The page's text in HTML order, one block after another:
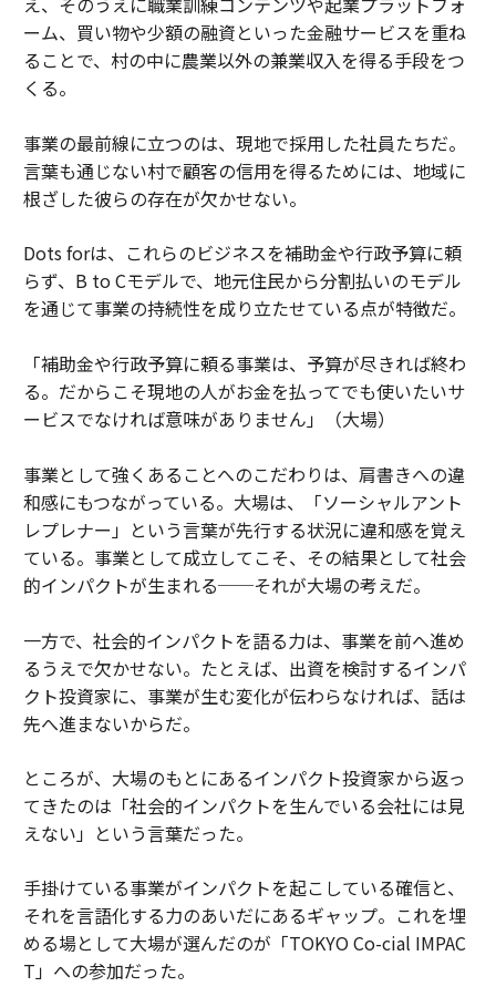
ーム、買い物や少額の融資といった金融サービスを重ね
ることで、村の中に農業以外の兼業収入を得る手段をつ
くる。
事業の最前線に立つのは、現地で採用した社員たちだ。
言葉も通じない村で顧客の信用を得るためには、地域に
根ざした彼らの存在が欠かせない。
Dots forは、これらのビジネスを補助金や行政予算に頼
らず、B to Cモデルで、地元住民から分割払いのモデル
を通じて事業の持続性を成り立たせている点が特徴だ。
「補助金や行政予算に頼る事業は、予算が尽きれば終わ
る。だからこそ現地の人がお金を払ってでも使いたいサ
ービスでなければ意味がありません」（大場）
事業として強くあることへのこだわりは、肩書きへの違
和感にもつながっている。大場は、「ソーシャルアント
レプレナー」という言葉が先行する状況に違和感を覚え
ている。事業として成立してこそ、その結果として社会
的インパクトが生まれる──それが大場の考えだ。
一方で、社会的インパクトを語る力は、事業を前へ進め
るうえで欠かせない。たとえば、出資を検討するインパ
クト投資家に、事業が生む変化が伝わらなければ、話は
先へ進まないからだ。
ところが、大場のもとにあるインパクト投資家から返っ
てきたのは「社会的インパクトを生んでいる会社には見
えない」という言葉だった。
手掛けている事業がインパクトを起こしている確信と、
それを言語化する力のあいだにあるギャップ。これを埋
める場として大場が選んだのが「TOKYO Co-cial IMPAC
T」への参加だった。